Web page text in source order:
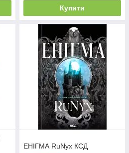
Купити
ЕНІГМА RuNyx КСД